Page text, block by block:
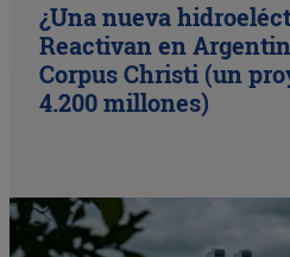
¿Una nueva
Reactivan en
Corpus Christi (un
4.200 millones)